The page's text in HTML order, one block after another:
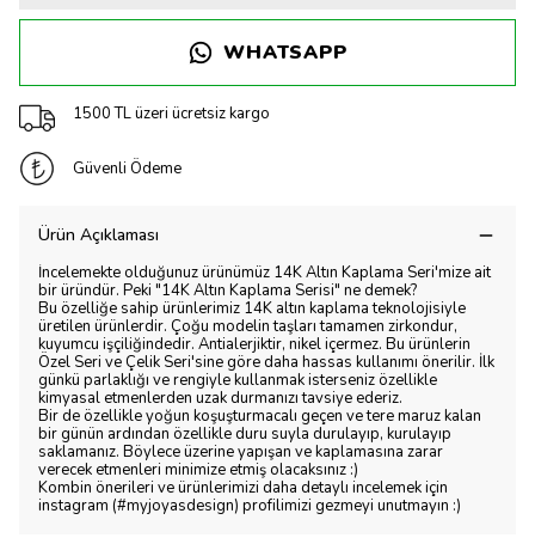
WHATSAPP
1500 TL üzeri ücretsiz kargo
Güvenli Ödeme
Ürün Açıklaması
İncelemekte olduğunuz ürünümüz 14K Altın Kaplama Seri'mize ait
bir üründür. Peki "14K Altın Kaplama Serisi" ne demek?
Bu özelliğe sahip ürünlerimiz 14K altın kaplama teknolojisiyle
üretilen ürünlerdir. Çoğu modelin taşları tamamen zirkondur,
kuyumcu işçiliğindedir. Antialerjiktir, nikel içermez. Bu ürünlerin
Özel Seri ve Çelik Seri'sine göre daha hassas kullanımı önerilir. İlk
günkü parlaklığı ve rengiyle kullanmak isterseniz özellikle
kimyasal etmenlerden uzak durmanızı tavsiye ederiz.
Bir de özellikle yoğun koşuşturmacalı geçen ve tere maruz kalan
bir günün ardından özellikle duru suyla durulayıp, kurulayıp
saklamanız. Böylece üzerine yapışan ve kaplamasına zarar
verecek etmenleri minimize etmiş olacaksınız :)
Kombin önerileri ve ürünlerimizi daha detaylı incelemek için
instagram (#myjoyasdesign) profilimizi gezmeyi unutmayın :)